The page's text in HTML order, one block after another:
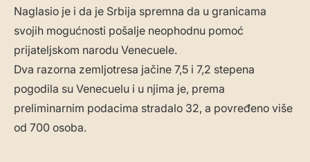
Naglasio je i da je Srbija spremna da u granicama
svojih mogućnosti pošalje neophodnu pomoć
prijateljskom narodu Venecuele.
Dva razorna zemljotresa jačine 7,5 i 7,2 stepena
pogodila su Venecuelu i u njima je, prema
preliminarnim podacima stradalo 32, a povređeno više
od 700 osoba.